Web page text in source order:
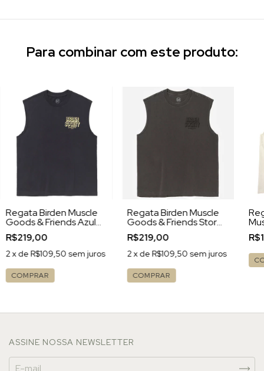
Para combinar com este produto:
Regata Birden Muscle
Goods & Friends Azul
Marinho
R$219,00
2 x de R$109,50 sem juros
COMPRAR
Regata Birden Muscle
Goods & Friends Storm
Chumbo
R$219,00
2 x de R$109,50 sem juros
COMPRAR
ASSINE NOSSA NEWSLETTER